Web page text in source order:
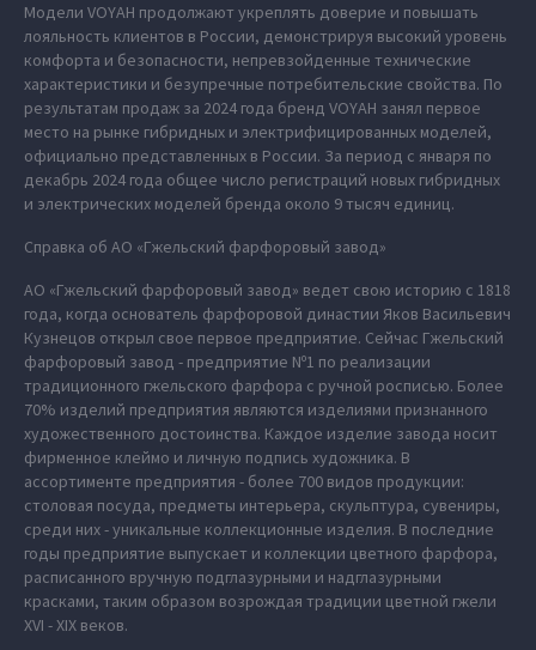
Модели VOYAH продолжают укреплять доверие и повышать
лояльность клиентов в России, демонстрируя высокий уровень
комфорта и безопасности, непревзойденные технические
характеристики и безупречные потребительские свойства. По
результатам продаж за 2024 года бренд VOYAH занял первое
место на рынке гибридных и электрифицированных моделей,
официально представленных в России. За период с января по
декабрь 2024 года общее число регистраций новых гибридных
и электрических моделей бренда около 9 тысяч единиц.
Справка об АО «Гжельский фарфоровый завод»
АО «Гжельский фарфоровый завод» ведет свою историю с 1818
года, когда основатель фарфоровой династии Яков Васильевич
Кузнецов открыл свое первое предприятие. Сейчас Гжельский
фарфоровый завод - предприятие Nº1 по реализации
традиционного гжельского фарфора с ручной росписью. Более
70% изделий предприятия являются изделиями признанного
художественного достоинства. Каждое изделие завода носит
фирменное клеймо и личную подпись художника. В
ассортименте предприятия - более 700 видов продукции:
столовая посуда, предметы интерьера, скульптура, сувениры,
среди них - уникальные коллекционные изделия. В последние
годы предприятие выпускает и коллекции цветного фарфора,
расписанного вручную подглазурными и надглазурными
красками, таким образом возрождая традиции цветной гжели
XVI - XIX веков.